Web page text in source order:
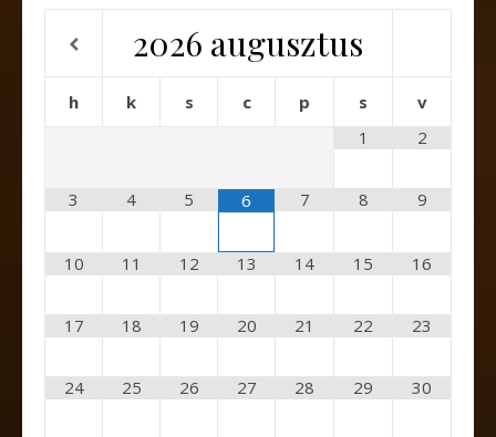
2026 augusztus
h k s c p s
v
1
2
3 4 5 6 7 8 9
10 11 12 13 14 15 16
17 18 19 20 21 22 23
24 25 26 27 28 29 30